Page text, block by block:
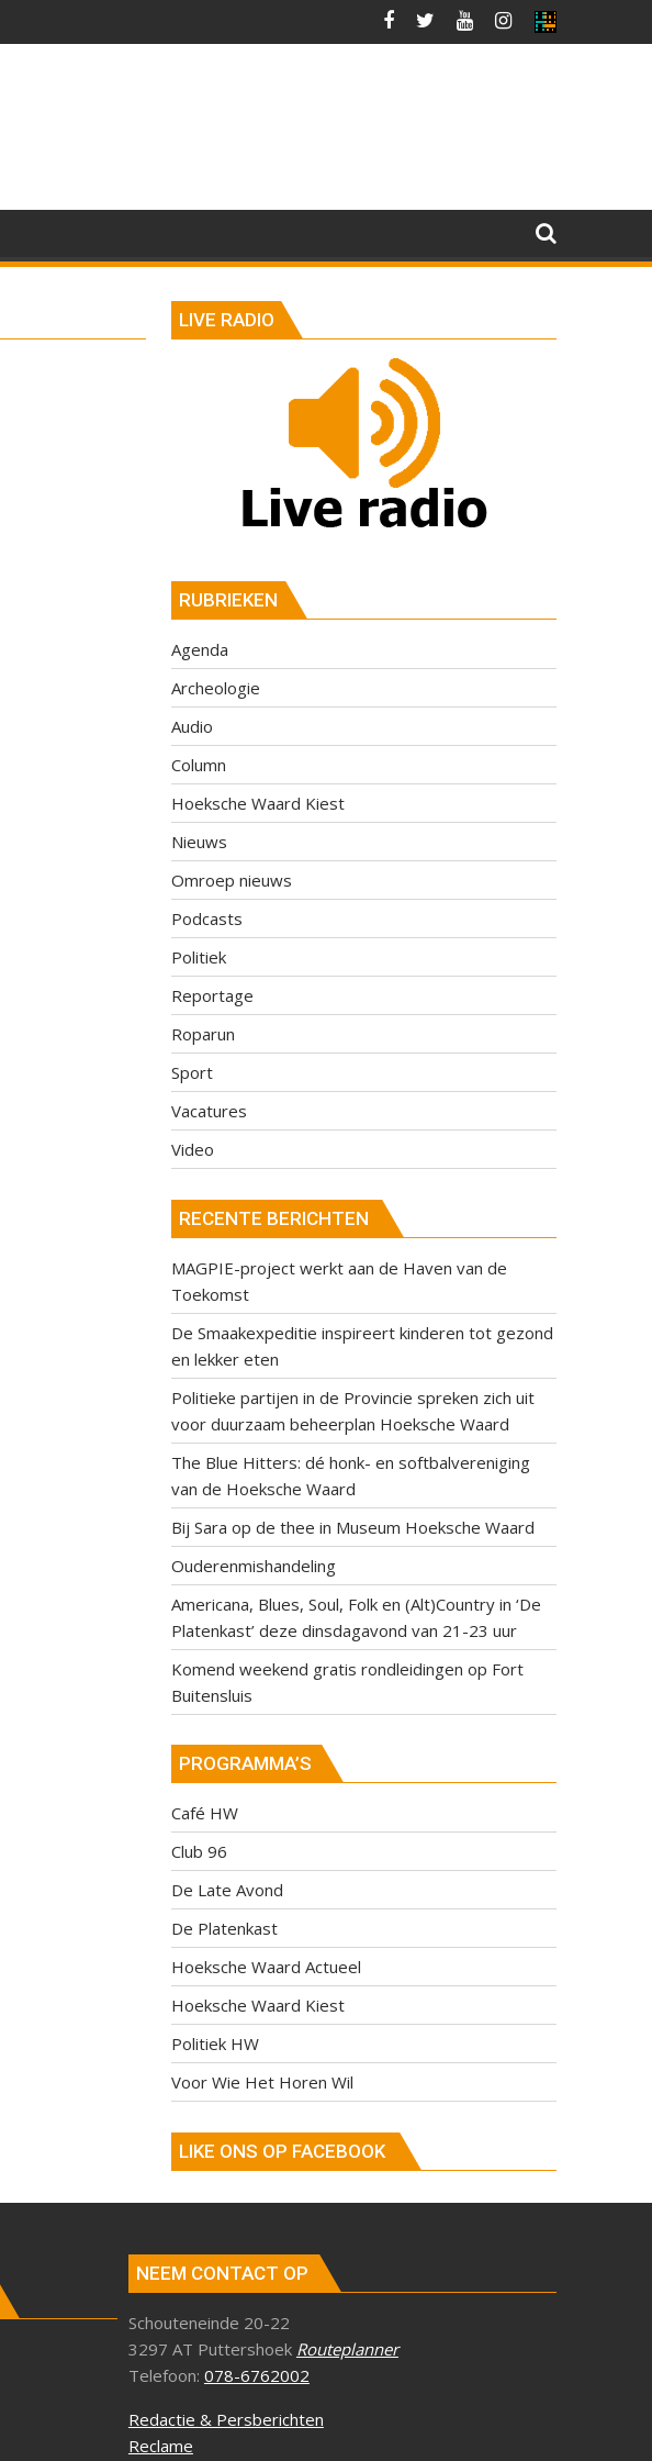
LIVE RADIO
RUBRIEKEN
Agenda
Archeologie
Audio
Column
Hoeksche Waard Kiest
Nieuws
Omroep nieuws
Podcasts
Politiek
Reportage
Roparun
Sport
Vacatures
Video
RECENTE BERICHTEN
MAGPIE-project werkt aan de Haven van de
Toekomst
De Smaakexpeditie inspireert kinderen tot gezond
en lekker eten
Politieke partijen in de Provincie spreken zich uit
voor duurzaam beheerplan Hoeksche Waard
The Blue Hitters: dé honk- en softbalvereniging
van de Hoeksche Waard
Bij Sara op de thee in Museum Hoeksche Waard
Ouderenmishandeling
Americana, Blues, Soul, Folk en (Alt)Country in ‘De
Platenkast’ deze dinsdagavond van 21-23 uur
Komend weekend gratis rondleidingen op Fort
Buitensluis
PROGRAMMA’S
Café HW
Club 96
De Late Avond
De Platenkast
Hoeksche Waard Actueel
Hoeksche Waard Kiest
Politiek HW
Voor Wie Het Horen Wil
LIKE ONS OP FACEBOOK
NEEM CONTACT OP
Schouteneinde 20-22
3297 AT Puttershoek Routeplanner
Telefoon: 078-6762002
Redactie & Persberichten
Reclame